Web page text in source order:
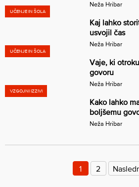
Neža Hribar
UČENJE IN ŠOLA
Kaj lahko
usvojil čas
Neža Hribar
UČENJE IN ŠOLA
Vaje, ki
govoru
Neža Hribar
VZGOJNI IZZIVI
Kako lahko
boljšemu
Neža Hribar
1 2